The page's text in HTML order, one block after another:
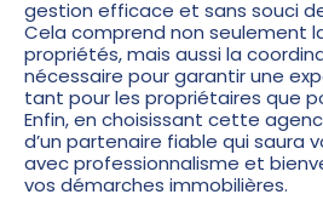
gestion efficace et sans souci
Cela comprend non seulement
propriétés, mais aussi la
nécessaire pour garantir une
tant pour les propriétaires que
Enfin, en choisissant cette
d’un partenaire fiable qui saura
avec professionnalisme et
vos démarches immobilières.